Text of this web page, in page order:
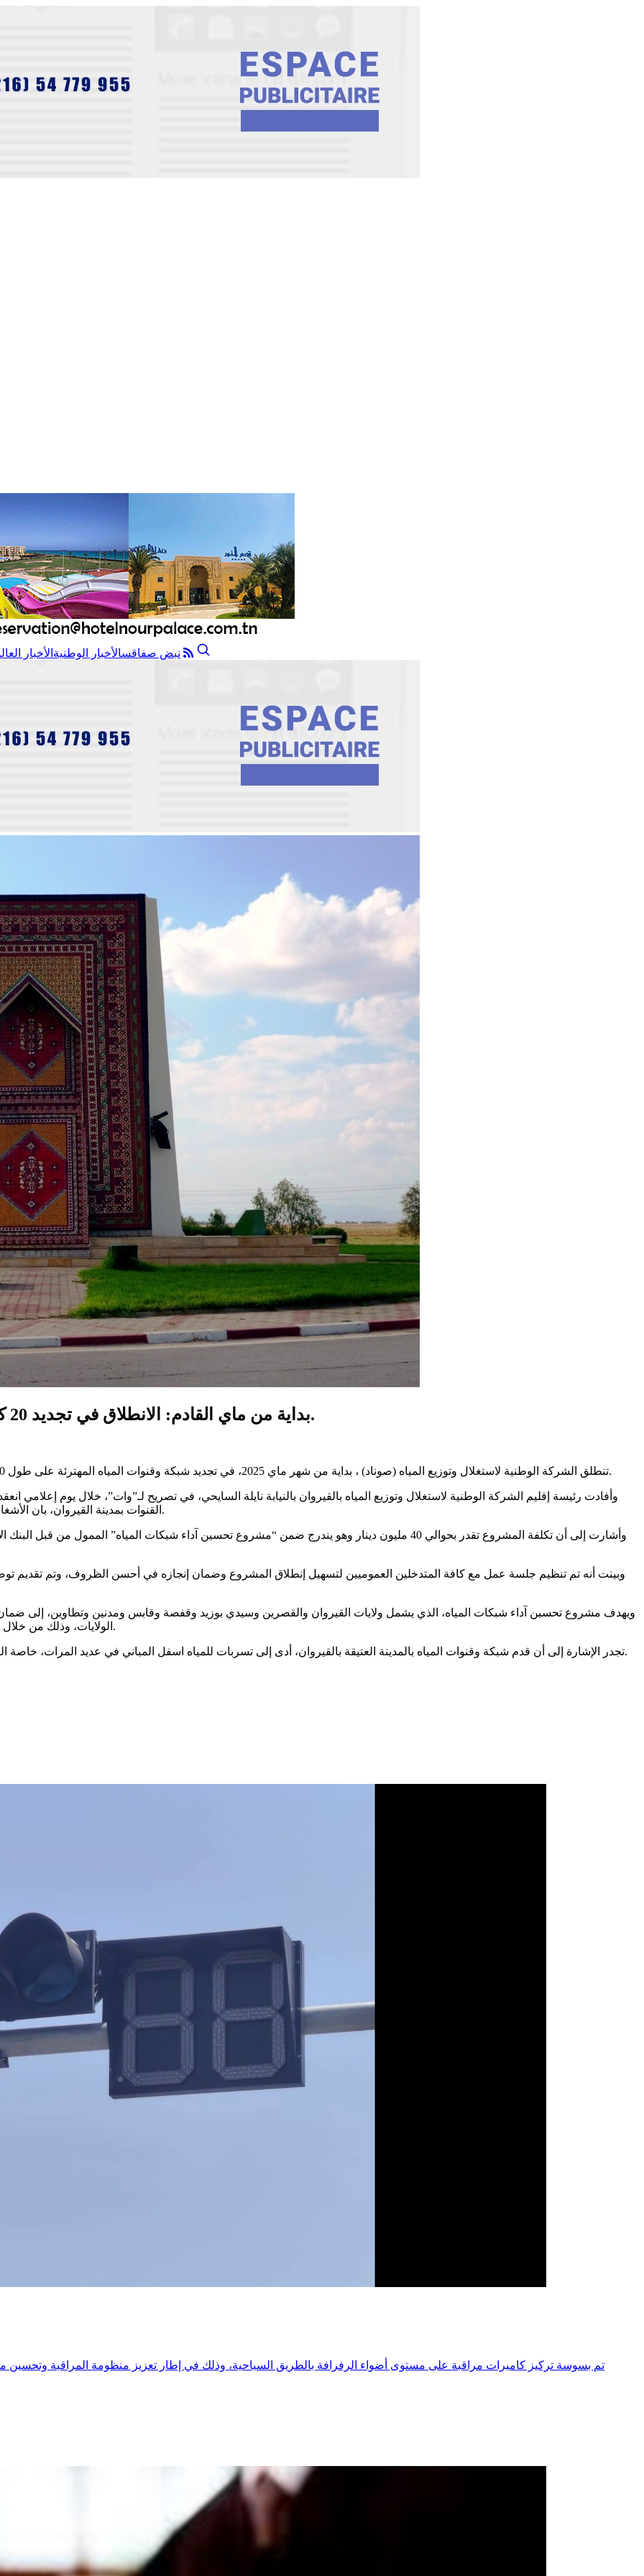
نبض صفاقسالأخبار الوطنية الأخبار
بداية من ماي القادم: الانطلاق في تجديد 20 كم من شبكة الصوناد بمدينة القيروان وأحوازها.
تنطلق الشركة الوطنية لاستغلال وتوزيع المياه (صوناد) ، بداية من شهر ماي 2025، في تجديد شبكة وقنوات المياه المهترئة على طول 20 كم كقسط أول، وذلك بالمدينة العتيقة وباحواز مركز مدينة القيروان.
وأفادت رئيسة إقليم الشركة الوطنية لاستغلال وتوزيع المياه بالقيروان بالنيابة نايلة السايحي، في تصريح لـ”وات”، خلال يوم
القنوات بمدينة القيروان، بان الأشغال ستمتد طيلة 18 شهرا ومن المنتظر أن تنتهي خلال شهر أكتوبر 2026.
وبينت أنه تم تنظيم جلسة عمل مع كافة المتدخلين العموميين لتسهيل إنطلاق المشروع وضمان إنجازه في أحسن الظروف، وتم تقديم
ويهدف مشروع تحسين آداء شبكات المياه، الذي يشمل ولايات القيروان والقصرين وسيدي بوزيد وقفصة وقابس ومدنين وتطاوين، إلى ضمان
الولايات، وذلك من خلال الحدّ من ضياع وتسرب المياه على مستوى شبكات جلب وتوزيع المياه.
تجدر الإشارة إلى أن قدم شبكة وقنوات المياه بالمدينة العتيقة بالقيروان، أدى إلى تسربات للمياه اسفل المباني في عديد المرات، خاصة القديمة منها مما تسبب في تصدعات وتشققات أدى إلى انهيار جزء منها.
تم بسوسة تركيز كاميرات مراقبة على مستوى أضواء الرفرافة بالطريق السياحية، وذلك في إطار تعزيز منظومة المراقبة وتحسين